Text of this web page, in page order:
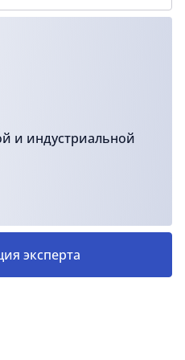
и индустриальной
эксперта